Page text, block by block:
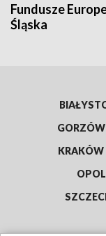
Fundusze
Śląska
KRAKÓW